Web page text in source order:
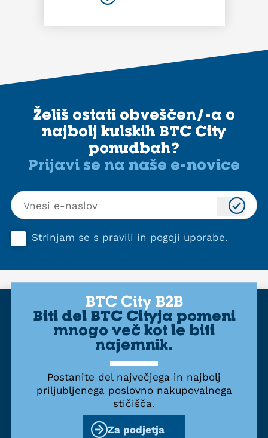
Želiš ostati obveščen/-a o
najbolj kulskih BTC City
ponudbah?
Prijavi se na naše e-novice
Strinjam se s pravili in pogoji uporabe.
BTC City B2B
Biti del BTC Cityja pomeni
mnogo več kot le biti
najemnik.
Postanite del največjega in najbolj
priljubljenega poslovno nakupovalnega
stičišča.
Za podjetja